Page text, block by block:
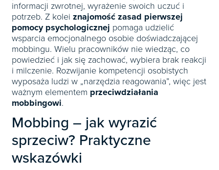
informacji zwrotnej, wyrażenie swoich uczuć i
potrzeb. Z kolei znajomość zasad pierwszej
pomocy psychologicznej pomaga udzielić
wsparcia emocjonalnego osobie doświadczającej
mobbingu. Wielu pracowników nie wiedząc, co
powiedzieć i jak się zachować, wybiera brak reakcji
i milczenie. Rozwijanie kompetencji osobistych
wyposaża ludzi w „narzędzia reagowania”, więc jest
ważnym elementem przeciwdziałania
mobbingowi.
Mobbing – jak wyrazić
sprzeciw? Praktyczne
wskazówki